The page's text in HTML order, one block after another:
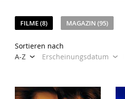
FILME (8) MAGAZIN (95)
Sortieren nach
A-Z
Erscheinungsdatum